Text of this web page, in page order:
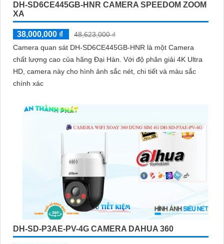
DH-SD6CE445GB-HNR CAMERA SPEEDOM ZOOM
XA
38,000,000 ₫
48,623,000 ₫
Camera quan sát DH-SD6CE445GB-HNR là một Camera
chất lượng cao của hãng Đại Hàn. Với độ phân giải 4K Ultra
HD, camera này cho hình ảnh sắc nét, chi tiết và màu sắc
chính xác
DH-SD-P3AE-PV-4G CAMERA DAHUA 360